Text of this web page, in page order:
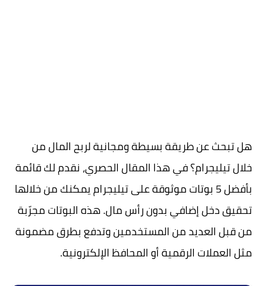
هل تبحث عن طريقة بسيطة ومجانية لربح المال من
خلال تيليجرام؟في هذا المقال الحصري، نقدم لك قائمة
بأفضل 5 بوتات موثوقة على تيليجرام يمكنك من خلالها
تحقيق دخل إضافي بدون رأس مال. هذه البوتات مجرّبة
من قبل العديد من المستخدمين وتدفع بطرق مضمونة
مثل العملات الرقمية أو المحافظ الإلكترونية.